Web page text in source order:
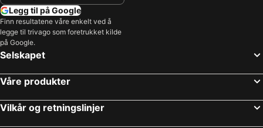
Legg til på Google
Finn resultatene våre enkelt ved å
legge til trivago som foretrukket kilde
på Google.
Selskapet
Våre produkter
Vilkår og retningslinjer